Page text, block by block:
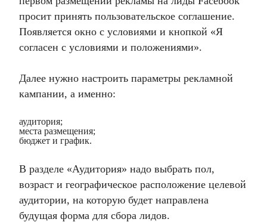
просит принять пользовательское соглашение.
Появляется окно с условиями и кнопкой «Я
согласен с условиями и положениями».
Далее нужно настроить параметры рекламной
кампании, а именно:
аудитория;
места размещения;
бюджет и график.
В разделе «Аудитория» надо выбрать пол,
возраст и географическое расположение целевой
аудитории, на которую будет направлена ​​
будущая форма для сбора лидов.